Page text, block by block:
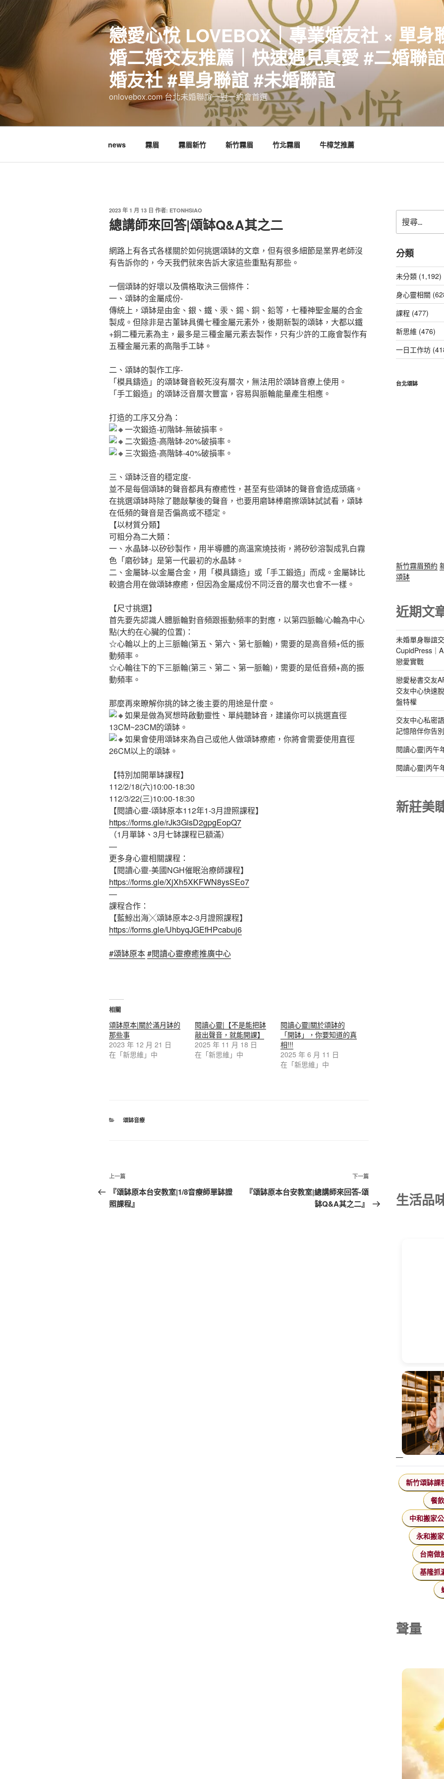
跳
至
容
戀愛心悅 LOVEBOX｜專業婚友社 × 單身
婚二婚交友推薦｜快速遇見真愛 #二婚聯
婚友社 #單身聯誼 #未婚聯誼
onlovebox.com 台北未婚聯誼一對一約會首選
news 霧眉 霧眉新竹 新竹霧眉 竹北霧眉 牛樟芝推薦
發
佈
於
2023 年 1 月 13 日 作者: ETONHSIAO
總講師來回答|頌缽Q&A其之二
網路上有各式各樣關於如何挑選頌缽的文章，但有很多細節是業界老師沒
有告訴你的，今天我們就來告訴大家這些重點有那些。
一個頌缽的好壞以及價格取決三個條件：
一、頌缽的金屬成份-
傳統上，頌缽是由金、銀、鐵、汞、錫、銅、鉛等，七種神聖金屬的合金
製成。但除非是古董缽具備七種金屬元素外，後期新製的頌缽，大都以鐵
+銅二種元素為主，最多是三種金屬元素去製作，只有少許的工廠會製作有
五種金屬元素的高階手工缽。
二、頌缽的製作工序-
「模具鑄造」的頌缽聲音較死沒有層次，無法用於頌缽音療上使用。
「手工鍛造」的頌缽泛音層次豐富，容易與脈輪能量產生相應。
打造的工序又分為：
一次鍛造-初階缽-無破損率。
二次鍛造-高階缽-20%破損率。
三次鍛造-高階缽-40%破損率。
三、頌缽泛音的穩定度-
並不是每個頌缽的聲音都具有療癒性，甚至有些頌缽的聲音會造成頭痛。
在挑選頌缽時除了聽敲擊後的聲音，也要用磨缽棒磨擦頌缽試試看，頌缽
在低頻的聲音是否偏高或不穩定。
【以材質分類】
可粗分為二大類：
一、水晶缽-以矽砂製作，用半導體的高溫窯燒技術，將矽砂溶製成乳白霧
色「磨砂缽」是第一代最初的水晶缽。
二、金屬缽-以金屬合金，用「模具鑄造」或「手工鍛造」而成。金屬缽比
較適合用在做頌缽療癒，但因為金屬成份不同泛音的層次也會不一樣。
【尺寸挑選】
首先要先認識人體脈輪對音頻跟振動頻率的對應，以第四脈輪/心輪為中心
點(大約在心臟的位置)：
☆心輪以上的上三脈輪(第五、第六、第七脈輪)，需要的是高音頻+低的振
動頻率。
☆心輪往下的下三脈輪(第三、第二、第一脈輪)，需要的是低音頻+高的振
動頻率。
那麼再來瞭解你挑的缽之後主要的用途是什麼。
如果是做為冥想時啟動靈性、單純聽缽音，建議你可以挑選直徑
13CM~23CM的頌缽。
如果會使用頌缽來為自己或他人做頌缽療癒，你將會需要使用直徑
26CM以上的頌缽。
【特別加開單缽課程】
112/2/18(六)10:00-18:30
112/3/22(三)10:00-18:30
【閱讀心靈-頌缽原本112年1-3月證照課程】
https://forms.gle/rJk3GisD2gpgEopQ7
（1月單缽、3月七缽課程已額滿）
—
更多身心靈相關課程：
【閱讀心靈-美國NGH催眠治療師課程】
https://forms.gle/XjXh5XKFWN8ysSEo7
—
課程合作：
【藍鯨出海╳頌缽原本2-3月證照課程】
https://forms.gle/UhbyqJGEfHPcabuj6
#頌缽原本#閱讀心靈療癒推廣中心
相關
頌缽原本|關於滿月缽的
那些事
2023 年 12 月 21 日
在「新思維」中
閱讀心靈|【不是能把缽
敲出聲音，就能開課】
2025 年 11 月 18 日
在「新思維」中
閱讀心靈|關於頌缽的
「開缽」，你要知道的真
相!!!
2025 年 6 月 11 日
在「新思維」中
分
頌缽音療
文
章
導
上
一
篇
上一篇
『頌缽原本台安教室|1/8音療師單缽證
照課程』
下
一
篇
下一篇
『頌缽原本台安教室|總講師來回答-頌
缽Q&A其之二』
尋
關
鍵
字:
分類
未分類 (1,192)
身心靈相關
課程 (477)
新思維 (476)
一日工作坊
台北頌缽
新竹霧眉預約
頌缽
近期文
未婚單身聯誼
CupidPress｜
戀愛實戰
戀愛秘書交友
交友中心快速
盤特權
交友中心私密
記憶陪伴你告
閱讀心靈|丙午
閱讀心靈|丙午
新莊美
生活品
新竹頌缽課
餐
中和搬家
永和搬家
台南做
基隆抓
聲量